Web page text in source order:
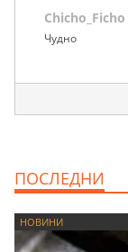
Chicho_Ficho
Чудно
ПОСЛЕДНИ
НОВИНИ